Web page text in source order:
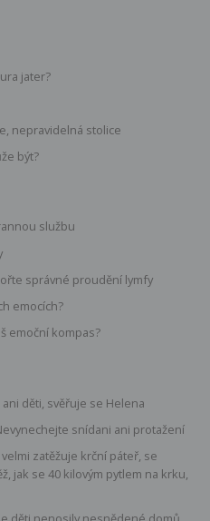
jater?
nepravidelná stolice
být?
službu
správné proudění lymfy
emocích?
emoční kompas?
děti, svěřuje se Helena
snídani ani protažení
zatěžuje krční páteř, se
jak se 40 kilovým pytlem na krku,